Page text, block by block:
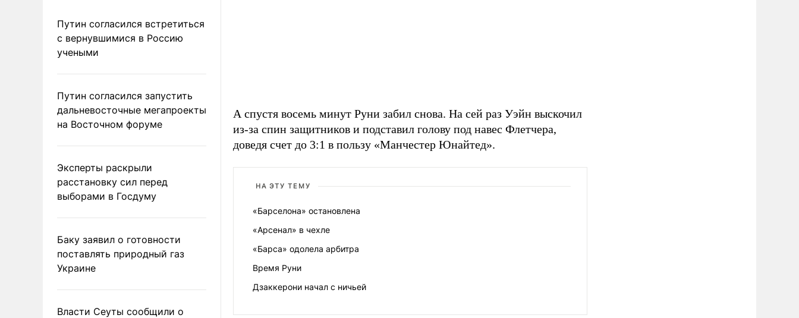
Путин согласился встретиться
с вернувшимися в Россию
учеными
Путин согласился запустить
дальневосточные мегапроекты
на Восточном форуме
Эксперты раскрыли
расстановку сил перед
выборами в Госдуму
Баку заявил о готовности
поставлять природный газ
Украине
Власти Сеуты сообщили о
А спустя восемь минут Руни забил снова. На сей раз Уэйн выскочил
из-за спин защитников и подставил голову под навес Флетчера,
доведя счет до 3:1 в пользу «Манчестер Юнайтед».
НА ЭТУ ТЕМУ
«Барселона» остановлена
«Арсенал» в чехле
«Барса» одолела арбитра
Время Руни
Дзаккерони начал с ничьей